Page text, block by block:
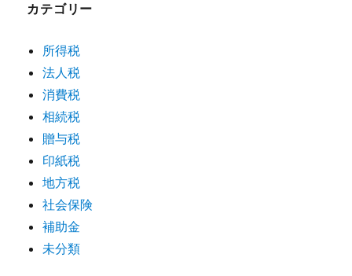
カテゴリー
所得税
法人税
消費税
相続税
贈与税
印紙税
地方税
社会保険
補助金
未分類